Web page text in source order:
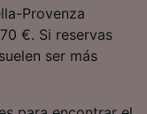
Provenza
€. Si reservas
ser más